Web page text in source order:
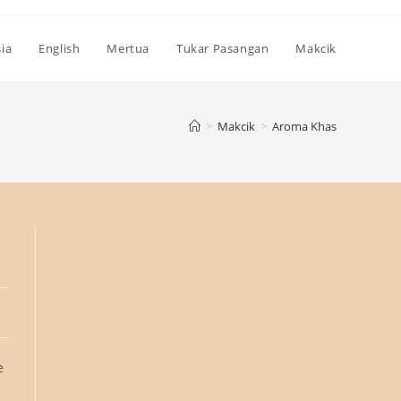
English Mertua Tukar Pasangan Makcik
> Makcik > Aroma Khas